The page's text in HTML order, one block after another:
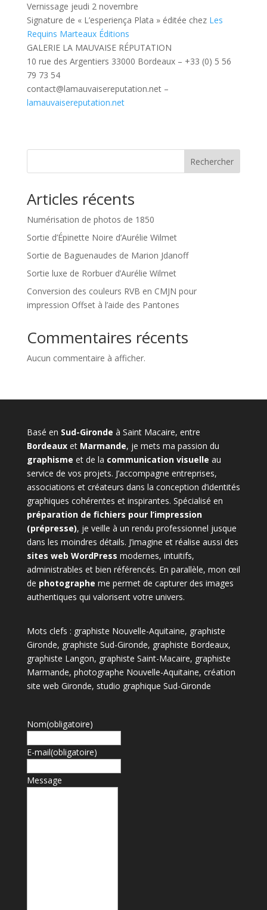
Vernissage jeudi 2 novembre
Signature de « L’esperiença Plata » éditée chez Les
Requins Marteaux Éditions
GALERIE LA MAUVAISE RÉPUTATION
10 rue des Argentiers 33000 Bordeaux – +33 (0) 5 56
79 73 54
contact@lamauvaisereputation.net –
lamauvaisereputation.net
Rechercher
Articles récents
Numérisation de photos de 1850
Sortie d’Épinette Noire d’Aurélie Wilmet
Sortie de Baguenaudes de Marion Jdanoff
Sortie luxe de Rorbuer d’Aurélie Wilmet
Conversion des couleurs RVB en CMJN pour
impression Offset à l’aide des Pantones
Commentaires récents
Aucun commentaire à afficher.
Basé en Sud-Gironde à Saint Macaire, entre
Bordeauxet Marmande, je mets ma passion du
graphisme et de la communication visuelle au
service de vos projets. J’accompagne entreprises,
associations et créateurs dans la conception d’identités
graphiques cohérentes et inspirantes. Spécialisé en
préparation de fichiers pour l’impression
(prépresse), je veille à un rendu professionnel jusque
dans les moindres détails. J’imagine et réalise aussi des
sites web WordPress modernes, intuitifs,
administrables et bien référencés. En parallèle, mon œil
de photographe me permet de capturer des images
authentiques qui valorisent votre univers.
Mots clefs : graphiste Nouvelle-Aquitaine, graphiste
Gironde, graphiste Sud-Gironde, graphiste Bordeaux,
graphiste Langon, graphiste Saint-Macaire, graphiste
Marmande, photographe Nouvelle-Aquitaine, création
site web Gironde, studio graphique Sud-Gironde
Nom(obligatoire)
E-mail(obligatoire)
Message